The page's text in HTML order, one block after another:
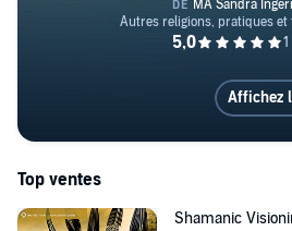
Affichez
Top ventes
Shamanic